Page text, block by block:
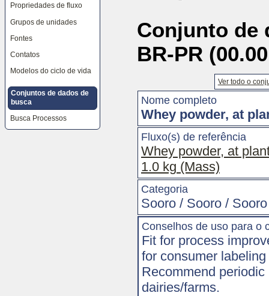
as
do
o
de
idiomas
e
caminho
de
navegação
Propriedades de fluxo
Grupos de unidades
Fontes
Contatos
Modelos do ciclo de vida
Conjuntos de dados de
busca
Busca Processos
Conjunto de
BR-PR
Ver todo o
Nome completo
Whey powder, at
Fluxo(s) de referência
Whey powder, at
1.0 kg (Mass)
Categoria
Sooro / Sooro /
Conselhos de uso para o
Fit for process
for consumer
Recommend
dairies/farms.